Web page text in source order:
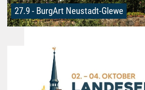
27.9 - BurgArt Neustadt-Glewe